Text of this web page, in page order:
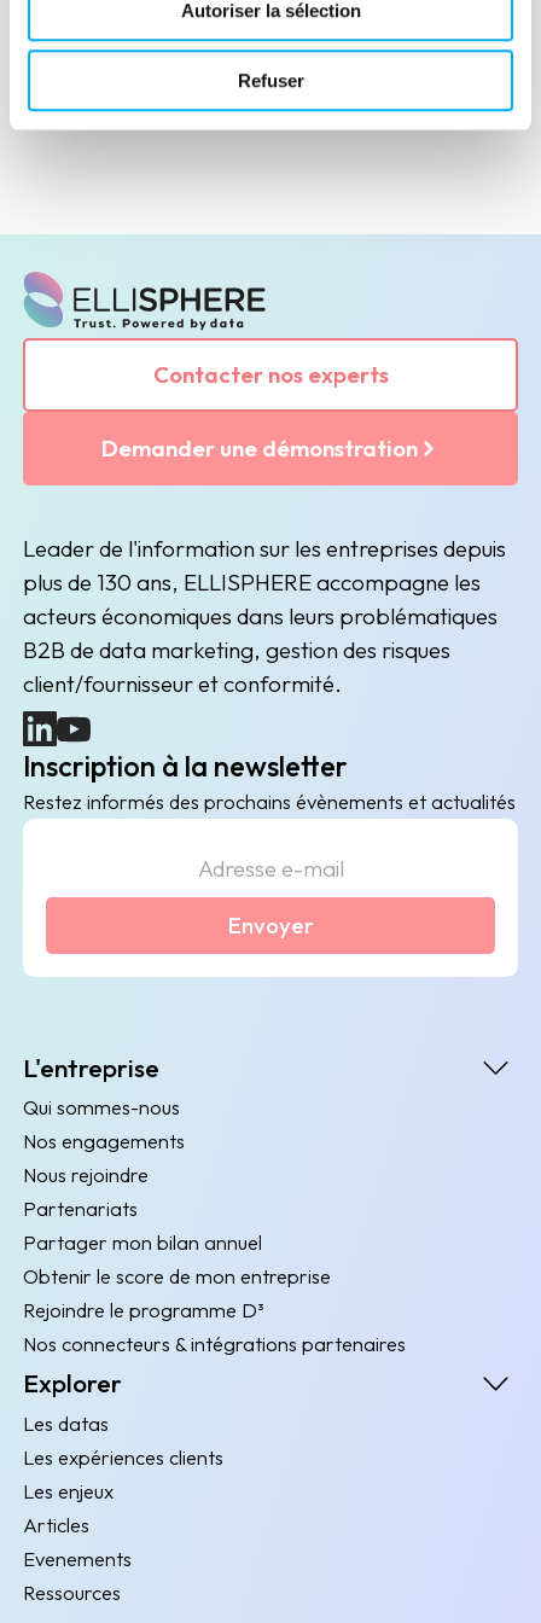
Autoriser la sélection
Refuser
Lire la suite
Contacter nos experts
Demander une démonstration
Leader de l'information sur les entreprises depuis
plus de 130 ans, ELLISPHERE accompagne les
acteurs économiques dans leurs problématiques
B2B de data marketing, gestion des risques
client/fournisseur et conformité.
(nouvelle fenêtre)
(nouvelle fenêtre)
Inscription à la newsletter
Restez informés des prochains évènements et actualités
Envoyer
L'entreprise
Qui sommes-nous
Nos engagements
Nous rejoindre
Partenariats
Partager mon bilan annuel
Obtenir le score de mon entreprise
Rejoindre le programme D³
Nos connecteurs & intégrations partenaires
Explorer
Les datas
Les expériences clients
Les enjeux
Articles
Evenements
Ressources